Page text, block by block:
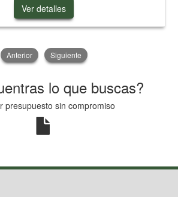
Ver detalles
Anterior Siguiente
lo que buscas?
presupuesto sin compromiso